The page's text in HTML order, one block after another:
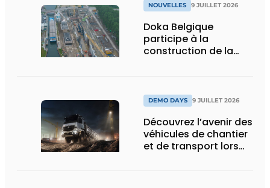
NOUVELLES 9 JUILLET 2026
Doka Belgique
participe à la
construction de la
DEMO DAYS 9 JUILLET 2026
Découvrez l’avenir des
véhicules de chantier
et de transport lors